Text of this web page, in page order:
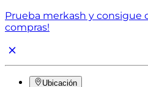
Prueba merkash y consigue
compras!
Ubicación